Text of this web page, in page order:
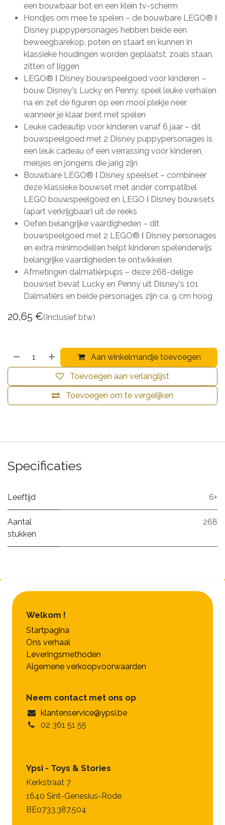
een bouwbaar bot en een klein tv-scherm
Hondjes om mee te spelen – de bouwbare LEGO® ǀ
Disney puppypersonages hebben beide een
beweegbarekop, poten en staart en kunnen in
klassieke houdingen worden geplaatst, zoals staan,
zitten of liggen
LEGO® ǀ Disney bouwspeelgoed voor kinderen –
bouw Disney's Lucky en Penny, speel leuke verhalen
na en zet de figuren op een mooi plekje neer
wanneer je klaar bent met spelen
Leuke cadeautip voor kinderen vanaf 6 jaar – dit
bouwspeelgoed met 2 Disney puppypersonages is
een leuk cadeau of een verrassing voor kinderen,
meisjes en jongens die jarig zijn
Bouwbare LEGO® ǀ Disney speelset – combineer
deze klassieke bouwset met ander compatibel
LEGO bouwspeelgoed en LEGO ǀ Disney bouwsets
(apart verkrijgbaar) uit de reeks
Oefen belangrijke vaardigheden – dit
bouwspeelgoed met 2 LEGO® ǀ Disney personages
en extra minimodellen helpt kinderen spelenderwijs
belangrijke vaardigheden te ontwikkelen
Afmetingen dalmatiërpups – deze 268-delige
bouwset bevat Lucky en Penny uit Disney's 101
Dalmatiërs en beide personages zijn ca. 9 cm hoog
20,65 €(Inclusief btw)
Aan winkelmandje toevoegen
Toevoegen om te vergelijken
Toevoegen aan verlanglijst
Specificaties
Leeftijd 6+
Aantal
stukken
268
Welkom !
Startpagina
Ons verhaal
Leveringsmethoden
Algemene verkoopvoorwaarden
Neem contact met ons op
klantenservice@ypsi.be
02 361 51 55
Ypsi - Toys & Stories
Kerkstraat 7
1640 Sint-Genesius-Rode
BE0733.387.504